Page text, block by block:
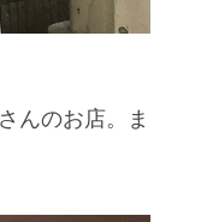
んのお店。ま